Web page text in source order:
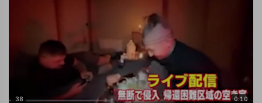
38 0:10